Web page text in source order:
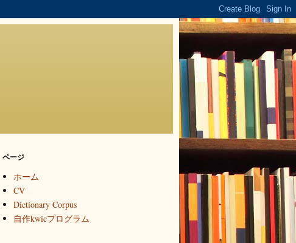
ページ
ホーム
CV
Dictionary Corpus
自作kwicプログラム